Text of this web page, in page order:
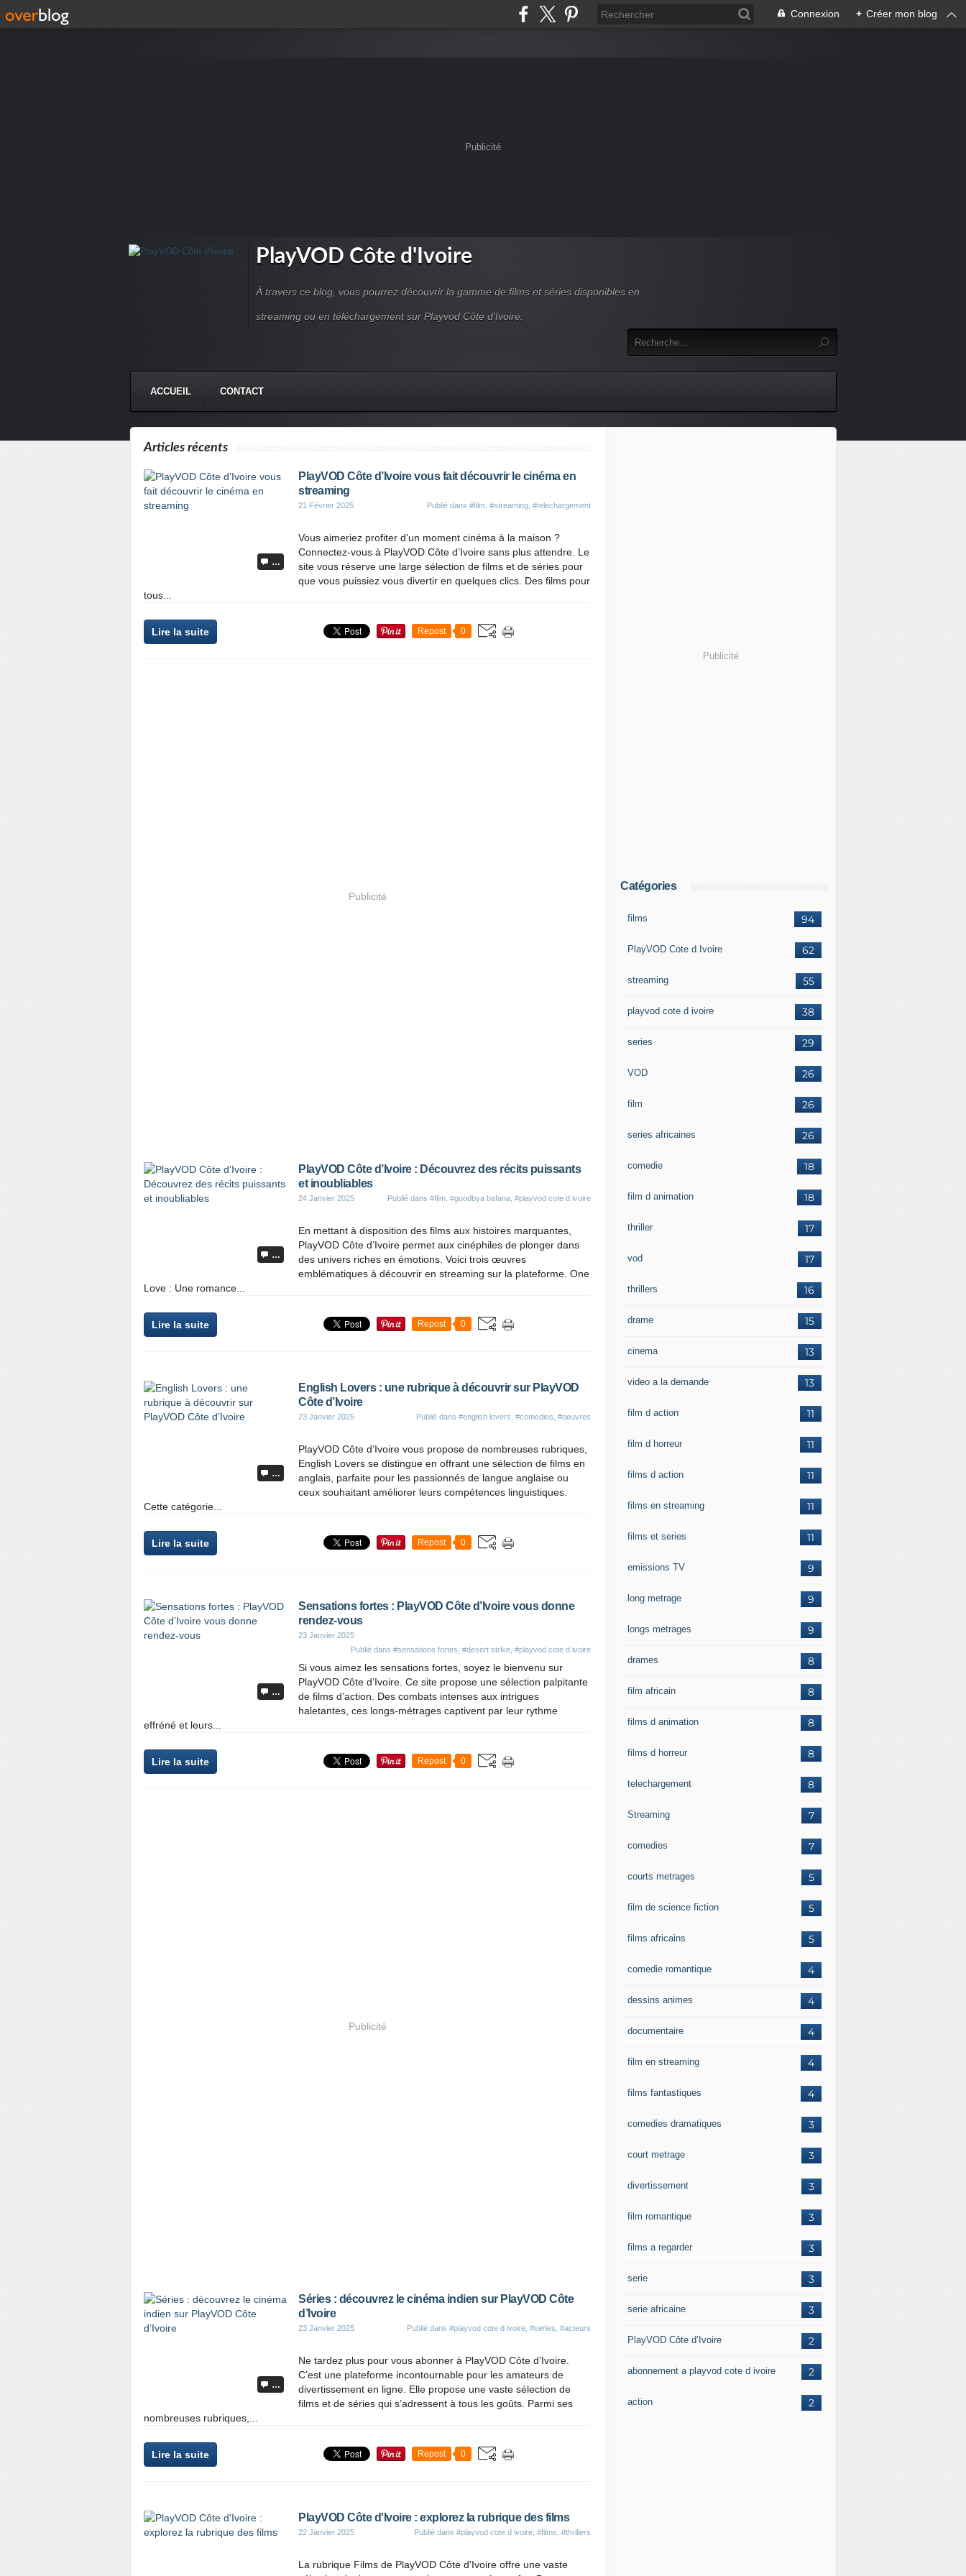
Connexion + Créer mon blog
Publicité
PlayVOD Côte d'Ivoire
À travers ce blog, vous pourrez découvrir la gamme de films et séries disponibles en
streaming ou en téléchargement sur Playvod Côte d’Ivoire.
ACCUEIL CONTACT
Articles récents
…
PlayVOD Côte d’Ivoire vous fait découvrir le cinéma en
streaming
21 Février 2025 Publié dans #film #streaming #telechargement
Vous aimeriez profiter d’un moment cinéma à la maison ?
Connectez-vous à PlayVOD Côte d’Ivoire sans plus attendre. Le
site vous réserve une large sélection de films et de séries pour
que vous puissiez vous divertir en quelques clics. Des films pour
tous...
Lire la suite Repost 0
Publicité
…
PlayVOD Côte d’Ivoire : Découvrez des récits puissants
et inoubliables
24 Janvier 2025 Publié dans #film #goodbya bafana #playvod cote d ivoire
En mettant à disposition des films aux histoires marquantes,
PlayVOD Côte d’Ivoire permet aux cinéphiles de plonger dans
des univers riches en émotions. Voici trois œuvres
emblématiques à découvrir en streaming sur la plateforme. One
Love : Une romance...
Lire la suite Repost 0
…
English Lovers : une rubrique à découvrir sur PlayVOD
Côte d’Ivoire
23 Janvier 2025 Publié dans #english lovers #comedies #oeuvres
PlayVOD Côte d’Ivoire vous propose de nombreuses rubriques,
English Lovers se distingue en offrant une sélection de films en
anglais, parfaite pour les passionnés de langue anglaise ou
ceux souhaitant améliorer leurs compétences linguistiques.
Cette catégorie...
Lire la suite Repost 0
…
Sensations fortes : PlayVOD Côte d’Ivoire vous donne
rendez-vous
23 Janvier 2025
Publié dans #sensations fortes #desert strike #playvod cote d ivoire
Si vous aimez les sensations fortes, soyez le bienvenu sur
PlayVOD Côte d’Ivoire. Ce site propose une sélection palpitante
de films d’action. Des combats intenses aux intrigues
haletantes, ces longs-métrages captivent par leur rythme
effréné et leurs...
Lire la suite Repost 0
Publicité
…
Séries : découvrez le cinéma indien sur PlayVOD Côte
d’Ivoire
23 Janvier 2025 Publié dans #playvod cote d ivoire #series #acteurs
Ne tardez plus pour vous abonner à PlayVOD Côte d’Ivoire.
C’est une plateforme incontournable pour les amateurs de
divertissement en ligne. Elle propose une vaste sélection de
films et de séries qui s’adressent à tous les goûts. Parmi ses
nombreuses rubriques,...
Lire la suite Repost 0
PlayVOD Côte d'Ivoire : explorez la rubrique des films
22 Janvier 2025 Publié dans #playvod cote d ivoire #films #thrillers
La rubrique Films de PlayVOD Côte d'Ivoire offre une vaste
Publicité
Catégories
94
films
62
PlayVOD Cote d Ivoire
55
streaming
38
playvod cote d ivoire
29
series
26
VOD
26
film
26
series africaines
18
comedie
18
film d animation
17
thriller
17
vod
16
thrillers
15
drame
13
cinema
13
video a la demande
11
film d action
11
film d horreur
11
films d action
11
films en streaming
11
films et series
9
emissions TV
9
long metrage
9
longs metrages
8
drames
8
film africain
8
films d animation
8
films d horreur
8
telechargement
7
Streaming
7
comedies
5
courts metrages
5
film de science fiction
5
films africains
4
comedie romantique
4
dessins animes
4
documentaire
4
film en streaming
4
films fantastiques
3
comedies dramatiques
3
court metrage
3
divertissement
3
film romantique
3
films a regarder
3
serie
3
serie africaine
2
PlayVOD Côte d’Ivoire
2
abonnement a playvod cote d ivoire
2
action